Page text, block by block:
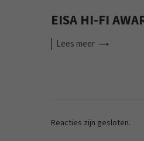
EISA HI-FI
Lees meer
Reacties zijn gesloten.